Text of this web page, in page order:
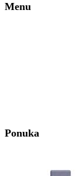
Menu
Ponuka